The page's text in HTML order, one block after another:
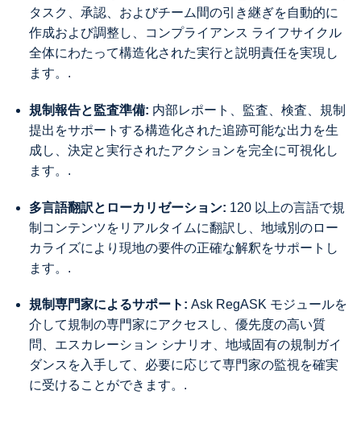
タスク、承認、およびチーム間の引き継ぎを自動的に
作成および調整し、コンプライアンス ライフサイクル
全体にわたって構造化された実行と説明責任を実現し
ます。.
規制報告と監査準備: 内部レポート、監査、検査、規制
提出をサポートする構造化された追跡可能な出力を生
成し、決定と実行されたアクションを完全に可視化し
ます。.
多言語翻訳とローカリゼーション: 120 以上の言語で規
制コンテンツをリアルタイムに翻訳し、地域別のロー
カライズにより現地の要件の正確な解釈をサポートし
ます。.
規制専門家によるサポート: Ask RegASK モジュールを
介して規制の専門家にアクセスし、優先度の高い質
問、エスカレーション シナリオ、地域固有の規制ガイ
ダンスを入手して、必要に応じて専門家の監視を確実
に受けることができます。.